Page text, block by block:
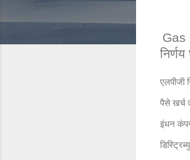
Gas
एलपीजी
पैसे खर्च
इंधन